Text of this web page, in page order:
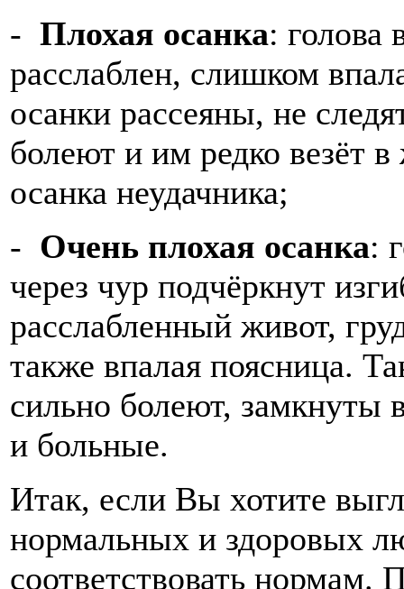
- Плохая осанка: голова
расслаблен, слишком
осанки рассеяны, не
болеют и им редко везёт
осанка неудачника;
- Очень плохая осанка:
через чур подчёркнут
расслабленный живот,
также впалая поясница.
сильно болеют, замкнуты
и больные.
Итак, если Вы хотите
нормальных и здоровых
соответствовать нормам.